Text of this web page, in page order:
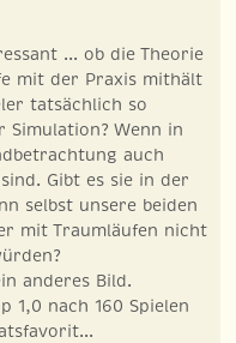
... ob die Theorie
mit der Praxis mithält
tatsächlich so
Wenn in
auch
Gibt es sie in der
selbst unsere beiden
mit Traumläufen nicht
anderes Bild.
1,0 nach 160 Spielen